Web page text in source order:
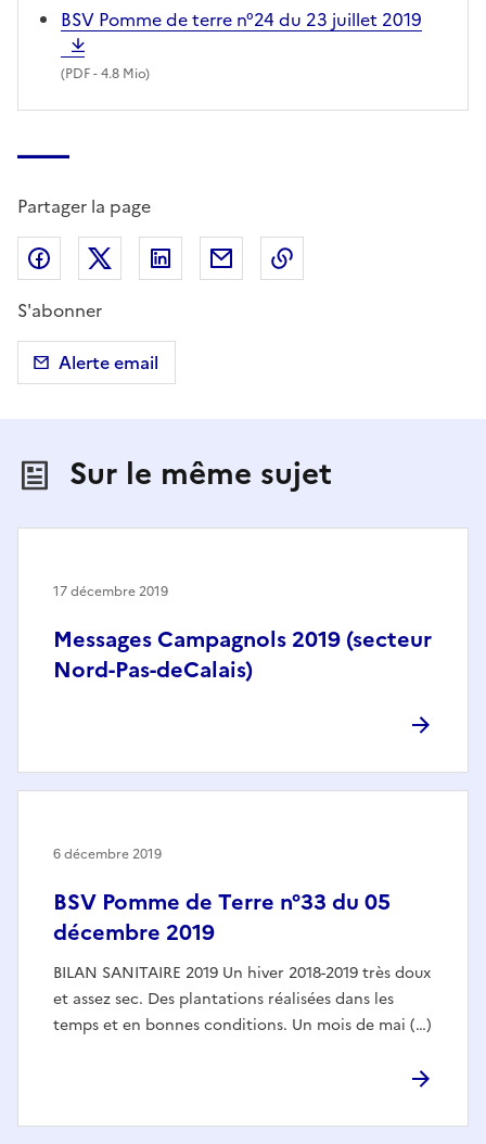
BSV Pomme de terre n°24 du 23 juillet 2019
(PDF- 4.8 Mio)
Partager la page
Partager sur Facebook
Partager sur X (anciennement Twitter)
Partager sur LinkedIn
Partager par email
S'abonner
Alerte email
Sur le même sujet
Messages Campagnols 2019 (secteur
Nord-Pas-deCalais)
17 décembre 2019
BSV Pomme de Terre n°33 du 05
décembre 2019
BILAN SANITAIRE 2019 Un hiver 2018-2019 très doux
et assez sec. Des plantations réalisées dans les
temps et en bonnes conditions. Un mois de mai (…)
6 décembre 2019